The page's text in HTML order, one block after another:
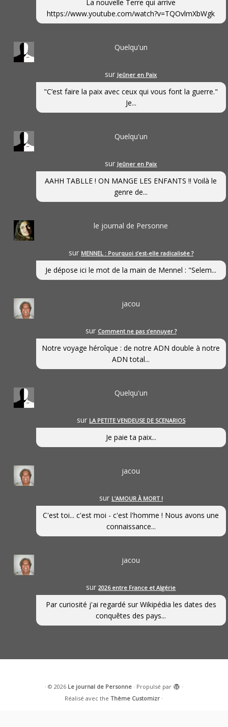
La nouvelle Terre qui arrive
https://www.youtube.com/watch?v=TQOvlmXbWgk
Quelqu'un
sur Jeûner en Paix
"C’est faire la paix avec ceux qui vous font la guerre."
Je...
Quelqu'un
sur Jeûner en Paix
AAHH TABLLE ! ON MANGE LES ENFANTS !! Voilà le
genre de...
le journal de Personne
sur MENNEL : Pourquoi s’est-elle radicalisée ?
Je dépose ici le mot de la main de Mennel : "Selem...
jacou
sur Comment ne pas s’ennuyer ?
Notre voyage héroîque : de notre ADN double à notre
ADN total...
Quelqu'un
sur LA PETITE VENDEUSE DE SCENARIOS
Je paie ta paix...
jacou
sur L’AMOUR À MORT !
C'est toi... c'est moi - c'est l'homme ! Nous avons une
connaissance...
jacou
sur2026 entre France et Algérie
Par curiosité j'ai regardé sur Wikipédia les dates des
conquêtes des pays...
· © 2026 Le journal de Personne· Propulsé par
·
Réalisé avec theThème Customizr ·